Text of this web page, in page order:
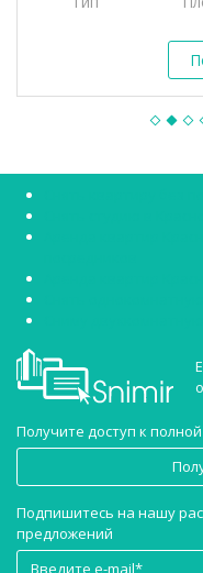
Получите доступ к
Подпишитесь на нашу
предложений